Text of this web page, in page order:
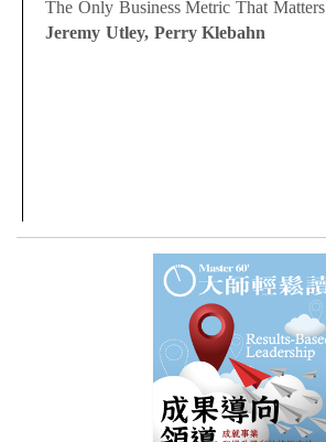
The Only Business Metric That Matters
Jeremy Utley, Perry Klebahn